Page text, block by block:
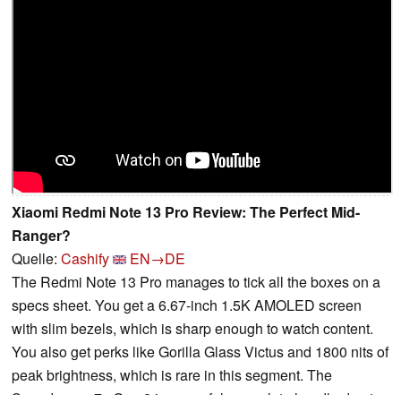
Xiaomi Redmi Note 13 Pro Review: The Perfect Mid-
Ranger?
Quelle: Cashify
EN→DE
The Redmi Note 13 Pro manages to tick all the boxes on a
specs sheet. You get a 6.67-inch 1.5K AMOLED screen
with slim bezels, which is sharp enough to watch content.
You also get perks like Gorilla Glass Victus and 1800 nits of
peak brightness, which is rare in this segment. The